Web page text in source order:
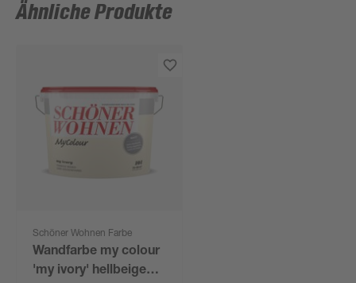
Ähnliche Produkte
Schöner Wohnen Farbe
Wandfarbe my colour
'my ivory' hellbeige